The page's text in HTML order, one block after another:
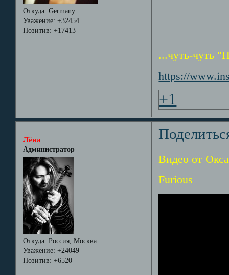
Откуда: Germany
Уважение: +32454
Позитив: +17413
...чуть-чуть
https://
+1
Лёна
Администратор
Откуда: Россия, Москва
Уважение: +24049
Позитив: +6520
Видео от
Furious